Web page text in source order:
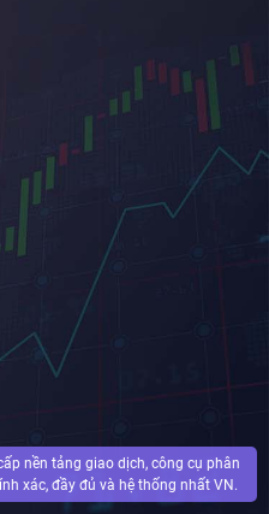
nền tảng giao dịch, công cụ phân
xác, đầy đủ và hệ thống nhất VN.